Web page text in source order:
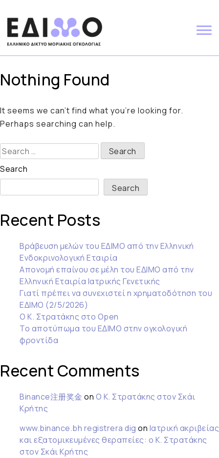
to
content
Nothing Found
It seems we can’t find what you’re looking for.
Perhaps searching can help.
Search
for:
Search
Search
Recent Posts
Βράβευση μελών του ΕΔΙΜΟ από την Ελληνική
Ενδοκρινολογική Εταιρία
Απονομή επαίνου σε μέλη του ΕΔΙΜΟ από την
Ελληνική Εταιρία Ιατρικής Γενετικής
Γιατί πρέπει να συνεχιστεί η χρηματοδότηση του
ΕΔΙΜΟ (2/5/2026)
Ο Κ. Στρατάκης στο Open
Το αποτύπωμα του ΕΔΙΜΟ στην ογκολογική
φροντίδα
Recent Comments
Binance注册奖金 on Ο Κ. Στρατάκης στον Σκάι
Κρήτης
www.binance.bh registrera dig on Ιατρική ακριβείας
και εξατομικευμένες θεραπείες: ο Κ. Στρατάκης
στον Σκάι Κρήτης